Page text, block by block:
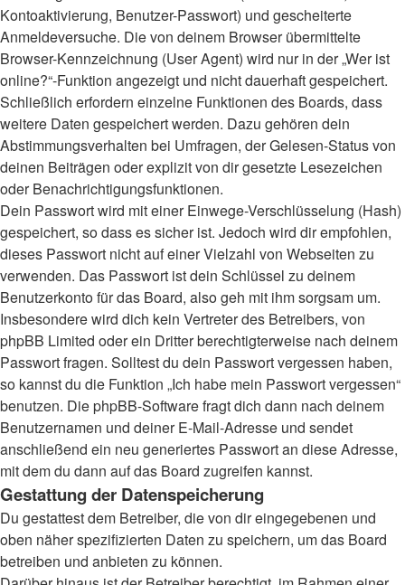
Kontoaktivierung, Benutzer-Passwort) und gescheiterte
Anmeldeversuche. Die von deinem Browser übermittelte
Browser-Kennzeichnung (User Agent) wird nur in der „Wer ist
online?“-Funktion angezeigt und nicht dauerhaft gespeichert.
Schließlich erfordern einzelne Funktionen des Boards, dass
weitere Daten gespeichert werden. Dazu gehören dein
Abstimmungsverhalten bei Umfragen, der Gelesen-Status von
deinen Beiträgen oder explizit von dir gesetzte Lesezeichen
oder Benachrichtigungsfunktionen.
Dein Passwort wird mit einer Einwege-Verschlüsselung (Hash)
gespeichert, so dass es sicher ist. Jedoch wird dir empfohlen,
dieses Passwort nicht auf einer Vielzahl von Webseiten zu
verwenden. Das Passwort ist dein Schlüssel zu deinem
Benutzerkonto für das Board, also geh mit ihm sorgsam um.
Insbesondere wird dich kein Vertreter des Betreibers, von
phpBB Limited oder ein Dritter berechtigterweise nach deinem
Passwort fragen. Solltest du dein Passwort vergessen haben,
so kannst du die Funktion „Ich habe mein Passwort vergessen“
benutzen. Die phpBB-Software fragt dich dann nach deinem
Benutzernamen und deiner E-Mail-Adresse und sendet
anschließend ein neu generiertes Passwort an diese Adresse,
mit dem du dann auf das Board zugreifen kannst.
Gestattung der Datenspeicherung
Du gestattest dem Betreiber, die von dir eingegebenen und
oben näher spezifizierten Daten zu speichern, um das Board
betreiben und anbieten zu können.